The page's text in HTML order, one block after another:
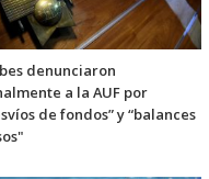
denunciaron
a la AUF por
de fondos” y “balances